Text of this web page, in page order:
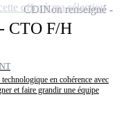
CTO F/H
en cohérence avec
et faire grandir une équipe
CDINon renseigné
offre à ma sélection